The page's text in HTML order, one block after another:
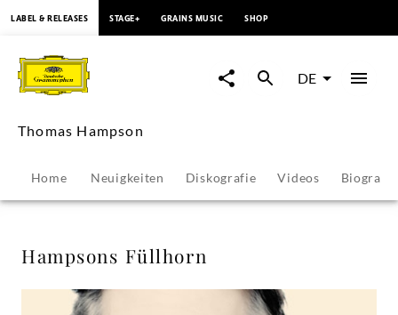
Hampsons
Füllhorn
Thomas
Hampson
Deutsche
LABEL & RELEASES STAGE+ GRAINS MUSIC SHOP
DE
Thomas Hampson
Home Neuigkeiten Diskografie Videos Biografie
Hampsons Füllhorn